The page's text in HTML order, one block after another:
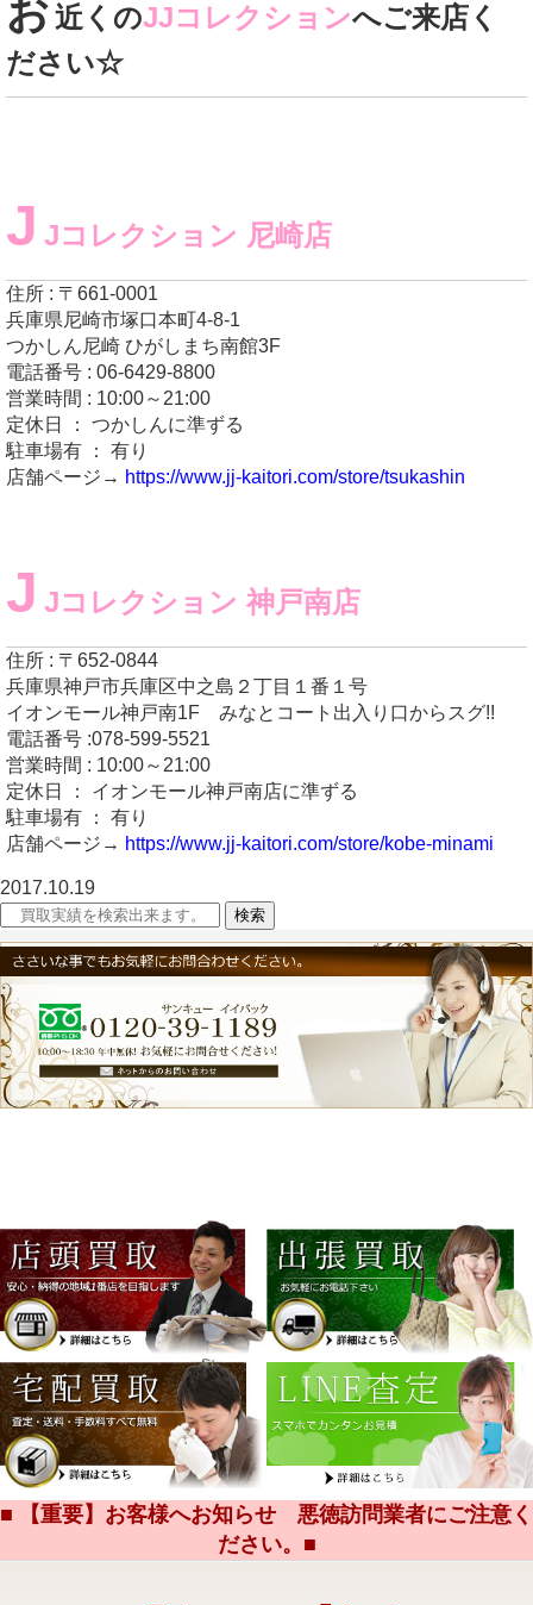
お近くのJJコレクションへご来店く
ださい☆
J Jコレクション 尼崎店
住所 : 〒661-0001
兵庫県尼崎市塚口本町4-8-1
つかしん尼崎 ひがしまち南館3F
電話番号 : 06-6429-8800
営業時間 : 10:00～21:00
定休日 ： つかしんに準ずる
駐車場有 ： 有り
店舗ページ→ https://www.jj-kaitori.com/store/tsukashin
J Jコレクション 神戸南店
住所 : 〒652-0844
兵庫県神戸市兵庫区中之島２丁目１番１号
イオンモール神戸南1F みなとコート出入り口からスグ!!
電話番号 :078-599-5521
営業時間 : 10:00～21:00
定休日 ： イオンモール神戸南店に準ずる
駐車場有 ： 有り
店舗ページ→ https://www.jj-kaitori.com/store/kobe-minami
2017.10.19
■ 【重要】お客様へお知らせ 悪徳訪問業者にご注意く
ださい。■